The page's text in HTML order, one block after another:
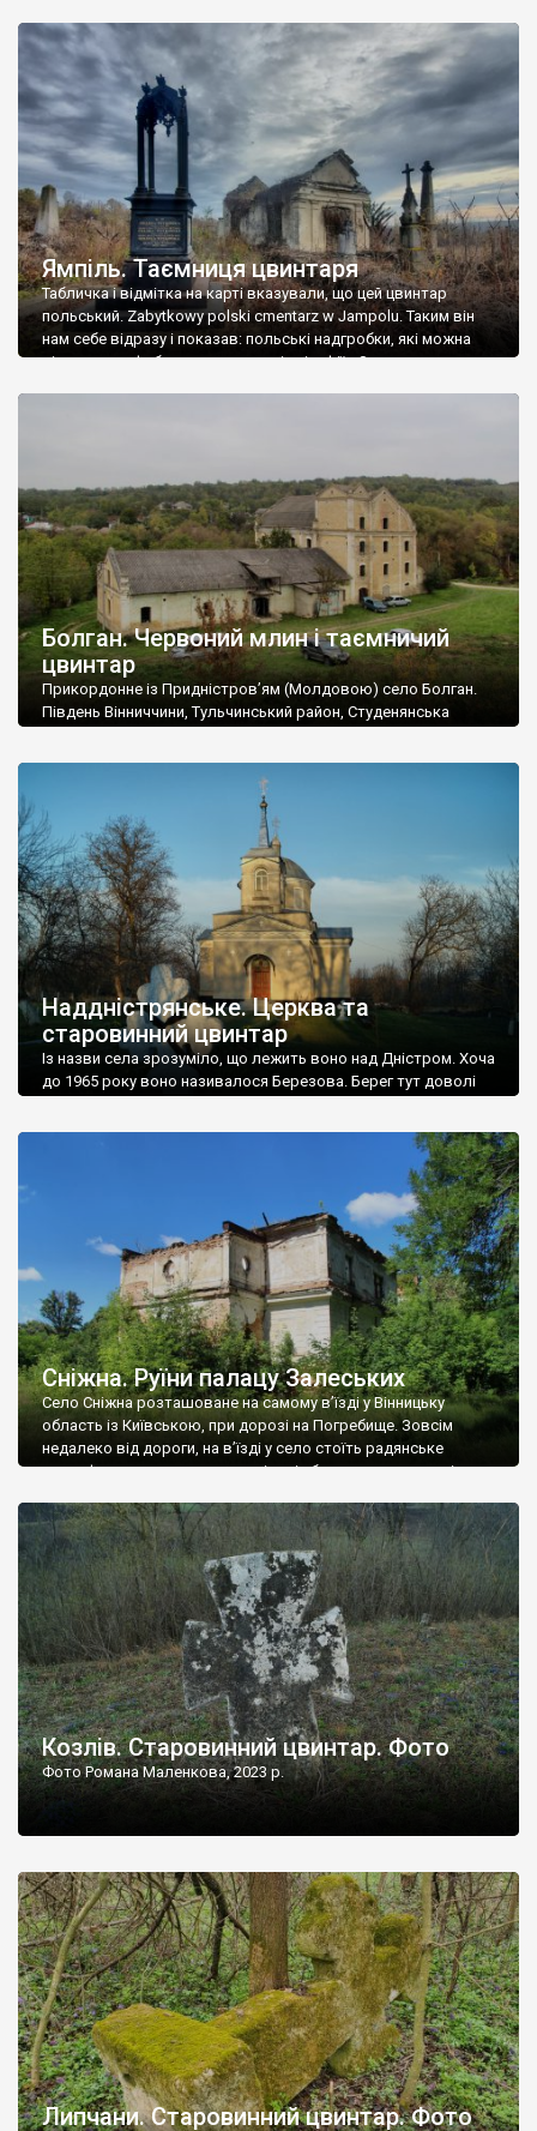
Ямпіль. Таємниця цвинтаря
Табличка і відмітка на карті вказували, що цей цвинтар
польський. Zabytkowy polski cmentarz w Jampolu. Таким він
нам себе відразу і показав: польські надгробки, які можна
віднести до фабричних, польські епітафії… Загалом цвинтар
Болган. Червоний млин і таємничий
цвинтар
Прикордонне із Придністров’ям (Молдовою) село Болган.
Південь Вінниччини, Тульчинський район, Студенянська
старовинний цвинтар із кам’яними хрестами. Всі епітафії, які
збереглися, написані кирилицею, церковнослов’янською
мовою. За всіма традиційними ознаками – цвинтар
український. Хрести датуються 19 століттям. У 1924-1940
роках Болган […]
Наддністрянське. Церква та
старовинний цвинтар
Із назви села зрозуміло, що лежить воно над Дністром. Хоча
до 1965 року воно називалося Березова. Берег тут доволі
Наддністрянське відрізняється від більшості навколишніх
сіл. У селі є мурована Михайлівська церква. Точної дати […]
Сніжна. Руїни палацу Залеських
Село Сніжна розташоване на самому в’їзді у Вінницьку
область із Київською, при дорозі на Погребище. Зовсім
недалеко від дороги, на в’їзді у село стоїть радянське
рельєфне пано, яке показує жінку і яблуню, а трохи далі, десь
не видно, але видно дві стареньких колії у траві – […]
Козлів. Старовинний цвинтар. Фото
Фото Романа Маленкова, 2023 р.
Липчани. Старовинний цвинтар. Фото